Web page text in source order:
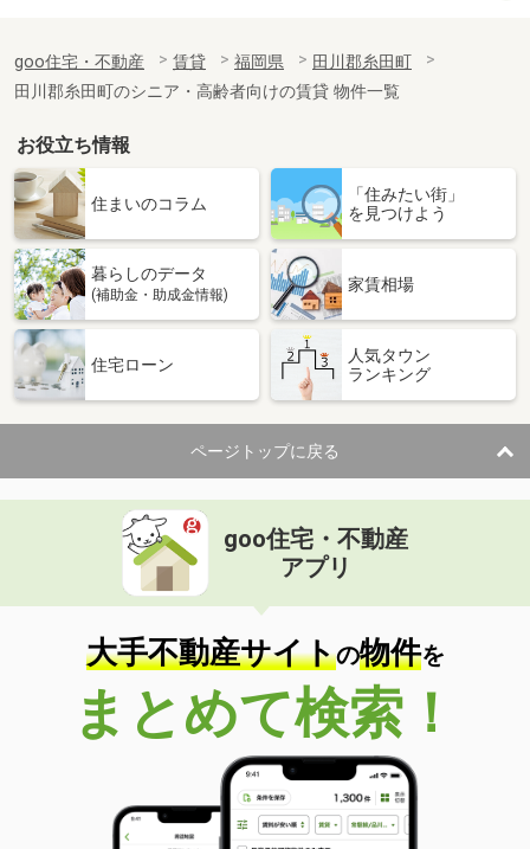
goo住宅・不動産 賃貸 福岡県
田川郡糸田町
田川郡糸田町のシニア・高齢者向けの賃貸 物件一覧
お役立ち情報
住まいのコラム
「住みたい街」
を見つけよう
暮らしのデータ
(補助金・助成金情報)
家賃相場
住宅ローン
人気タウン
ランキング
ページトップに戻る
goo住宅・不動産
アプリ
大手不動産サイトの物件を
まとめて検索！